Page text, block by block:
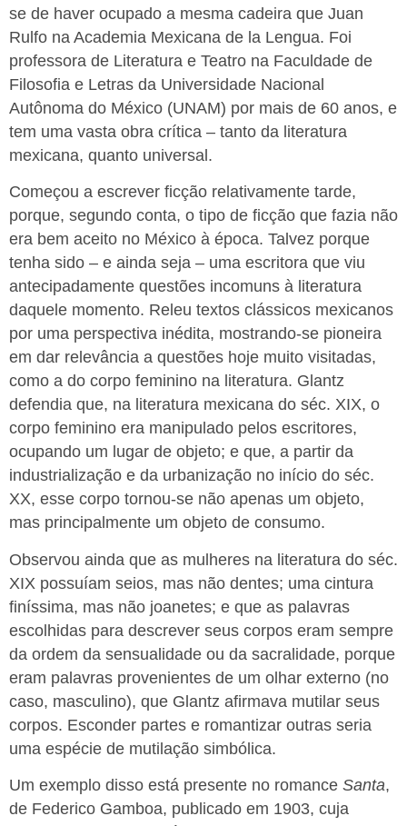
se de haver ocupado a mesma cadeira que Juan
Rulfo na Academia Mexicana de la Lengua. Foi
professora de Literatura e Teatro na Faculdade de
Filosofia e Letras da Universidade Nacional
Autônoma do México (UNAM) por mais de 60 anos, e
tem uma vasta obra crítica – tanto da literatura
mexicana, quanto universal.
Começou a escrever ficção relativamente tarde,
porque, segundo conta, o tipo de ficção que fazia não
era bem aceito no México à época. Talvez porque
tenha sido – e ainda seja – uma escritora que viu
antecipadamente questões incomuns à literatura
daquele momento. Releu textos clássicos mexicanos
por uma perspectiva inédita, mostrando-se pioneira
em dar relevância a questões hoje muito visitadas,
como a do corpo feminino na literatura. Glantz
defendia que, na literatura mexicana do séc. XIX, o
corpo feminino era manipulado pelos escritores,
ocupando um lugar de objeto; e que, a partir da
industrialização e da urbanização no início do séc.
XX, esse corpo tornou-se não apenas um objeto,
mas principalmente um objeto de consumo.
Observou ainda que as mulheres na literatura do séc.
XIX possuíam seios, mas não dentes; uma cintura
finíssima, mas não joanetes; e que as palavras
escolhidas para descrever seus corpos eram sempre
da ordem da sensualidade ou da sacralidade, porque
eram palavras provenientes de um olhar externo (no
caso, masculino), que Glantz afirmava mutilar seus
corpos. Esconder partes e romantizar outras seria
uma espécie de mutilação simbólica.
Um exemplo disso está presente no romance Santa,
de Federico Gamboa, publicado em 1903, cuja